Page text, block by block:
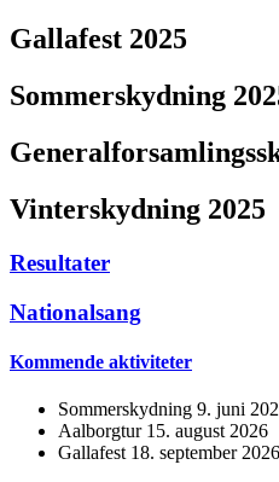
Gallafest 2025
Sommerskydning
Vinterskydning 2025
Resultater
Nationalsang
Kommende aktiviteter
Sommerskydning 9. juni
Aalborgtur 15. august 2026
Gallafest 18. september 2026